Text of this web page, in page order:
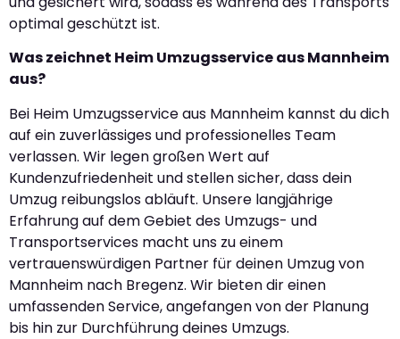
optimal geschützt ist.
Was zeichnet Heim Umzugsservice aus Mannheim
aus?
Bei Heim Umzugsservice aus Mannheim kannst du dich
auf ein zuverlässiges und professionelles Team
verlassen. Wir legen großen Wert auf
Kundenzufriedenheit und stellen sicher, dass dein
Umzug reibungslos abläuft. Unsere langjährige
Erfahrung auf dem Gebiet des Umzugs- und
Transportservices macht uns zu einem
vertrauenswürdigen Partner für deinen Umzug von
Mannheim nach Bregenz. Wir bieten dir einen
umfassenden Service, angefangen von der Planung
bis hin zur Durchführung deines Umzugs.